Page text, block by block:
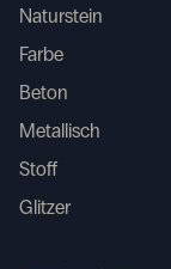
Naturstein
Farbe
Beton
Metallisch
Stoff
Glitzer